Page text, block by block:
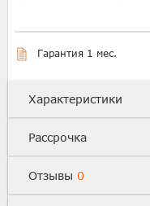
Гарантия 1 мес.
Характеристики
Рассрочка
Отзывы 0